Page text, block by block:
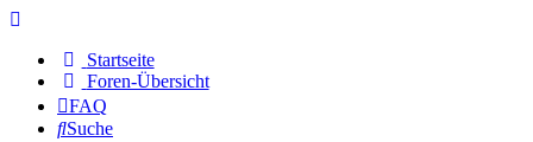
Startseite
Foren-Übersicht
FAQ
Suche